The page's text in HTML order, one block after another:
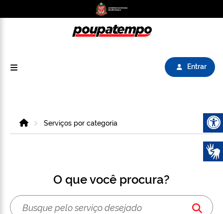
Entrar
HomeServiços por categoria
O que você procura?